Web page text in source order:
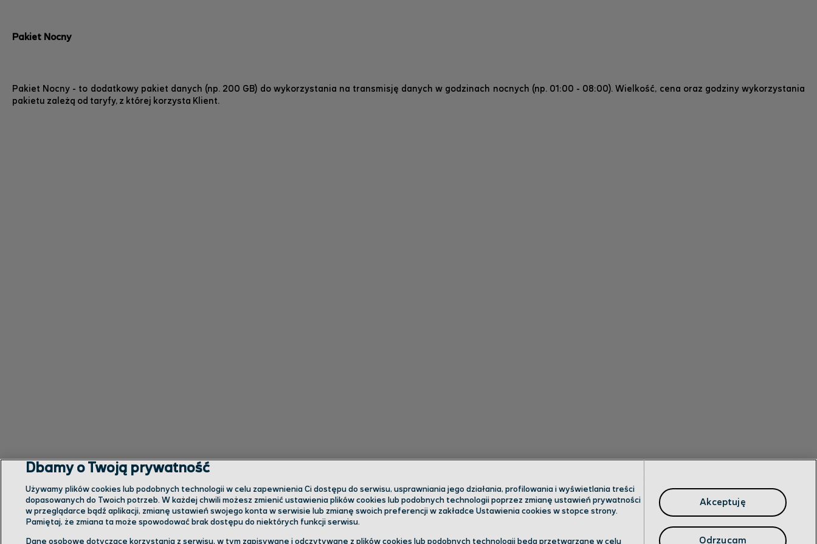
Pakiet Nocny
Pakiet Nocny - to dodatkowy pakiet danych (np. 200 GB) do wykorzystania na transmisję danych w godzinach nocnych (np. 01:00 - 08:00). Wielkość, cena oraz godziny wykorzystania
pakietu zależą od taryfy, z której korzysta Klient.
Dbamy o Twoją prywatność
Używamy plików cookies lub podobnych technologii w celu zapewnienia Ci dostępu do serwisu, usprawniania jego działania, profilowania i wyświetlania treści
dopasowanych do Twoich potrzeb. W każdej chwili możesz zmienić ustawienia plików cookies lub podobnych technologii poprzez zmianę ustawień prywatności
w przeglądarce bądź aplikacji, zmianę ustawień swojego konta w serwisie lub zmianę swoich preferencji w zakładce Ustawienia cookies w stopce strony.
Pamiętaj, że zmiana ta może spowodować brak dostępu do niektórych funkcji serwisu.
Dane osobowe dotyczące korzystania z serwisu, w tym zapisywane i odczytywane z plików cookies lub podobnych technologii będą przetwarzane w celu
Akceptuję
Odrzucam